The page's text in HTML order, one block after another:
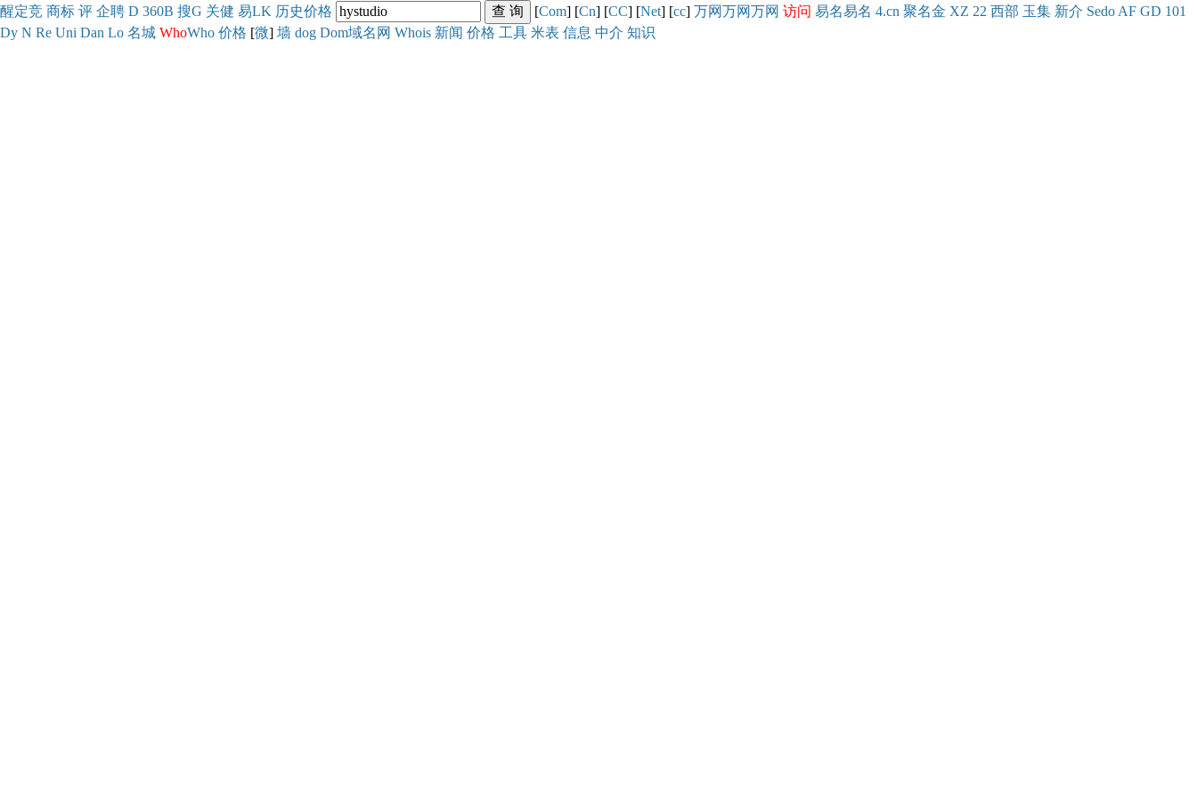
醒定竞 商标 评 企聘 D 360B 搜G 关健 易LK 历史价格 [Com] [Cn] [CC] [Net] [cc] 万网万网万网 访问 易名易名 4.cn 聚名金 XZ 22 西部 玉集 新介 Sedo AF GD 101
Dy N Re Uni Dan Lo 名城 WhoWho 价格 [微] 墙 dog Dom域名网 Whois 新闻 价格 工具 米表 信息 中介 知识